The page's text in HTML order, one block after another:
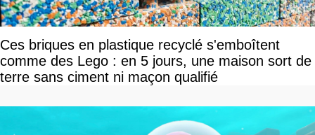
Ces briques en plastique recyclé s'emboîtent
comme des Lego : en 5 jours, une maison sort de
terre sans ciment ni maçon qualifié